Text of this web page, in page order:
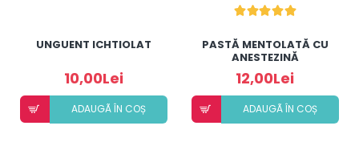
UNGUENT ICHTIOLAT
10,00Lei
ADAUGÃ ÎN COȘ
PASTĂ MENTOLATĂ CU
ANESTEZINĂ
12,00Lei
ADAUGÃ ÎN COȘ